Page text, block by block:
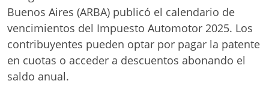
Buenos Aires (ARBA) publicó el calendario de
vencimientos del Impuesto Automotor 2025. Los
contribuyentes pueden optar por pagar la patente
en cuotas o acceder a descuentos abonando el
saldo anual.